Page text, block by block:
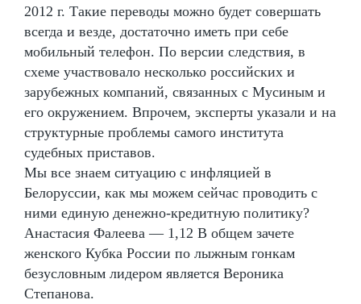
2012 г. Такие переводы можно будет совершать
всегда и везде, достаточно иметь при себе
мобильный телефон. По версии следствия, в
схеме участвовало несколько российских и
зарубежных компаний, связанных с Мусиным и
его окружением. Впрочем, эксперты указали и на
структурные проблемы самого института
судебных приставов.
Мы все знаем ситуацию с инфляцией в
Белоруссии, как мы можем сейчас проводить с
ними единую денежно-кредитную политику?
Анастасия Фалеева — 1,12 В общем зачете
женского Кубка России по лыжным гонкам
безусловным лидером является Вероника
Степанова.